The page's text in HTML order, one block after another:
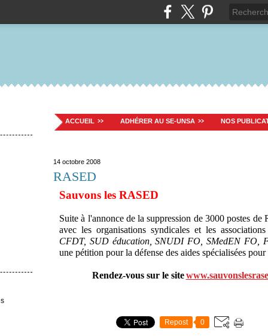
ACCUEIL ADHÉRER AU SE-UNSA NOS
14 octobre 2008
RASED
Sauvons les RASED
Suite à l'annonce de la suppression de 3000 postes
avec les organisations syndicales et les
CFDT, SUD éducation, SNUDI FO, SMedEN FO,
une pétition pour la défense des aides spécialisées
Rendez-vous sur le site
Repost 0